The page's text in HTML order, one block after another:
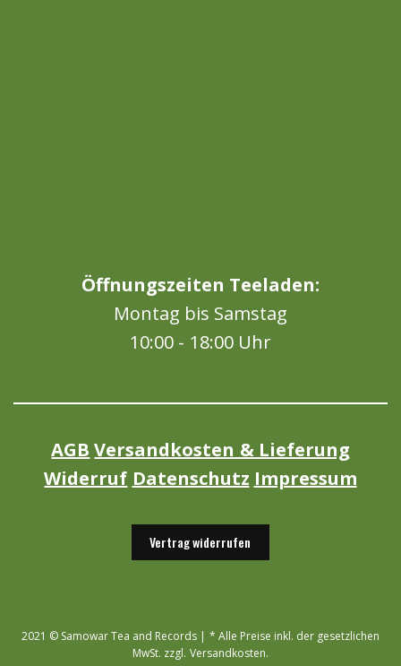
Öffnungszeiten Teeladen:
Montag bis Samstag
10:00 - 18:00 Uhr
AGB Versandkosten & Lieferung
Widerruf Datenschutz Impressum
Vertrag widerrufen
2021 © Samowar Tea and Records | * Alle Preise inkl. der gesetzlichen
MwSt. zzgl. Versandkosten.